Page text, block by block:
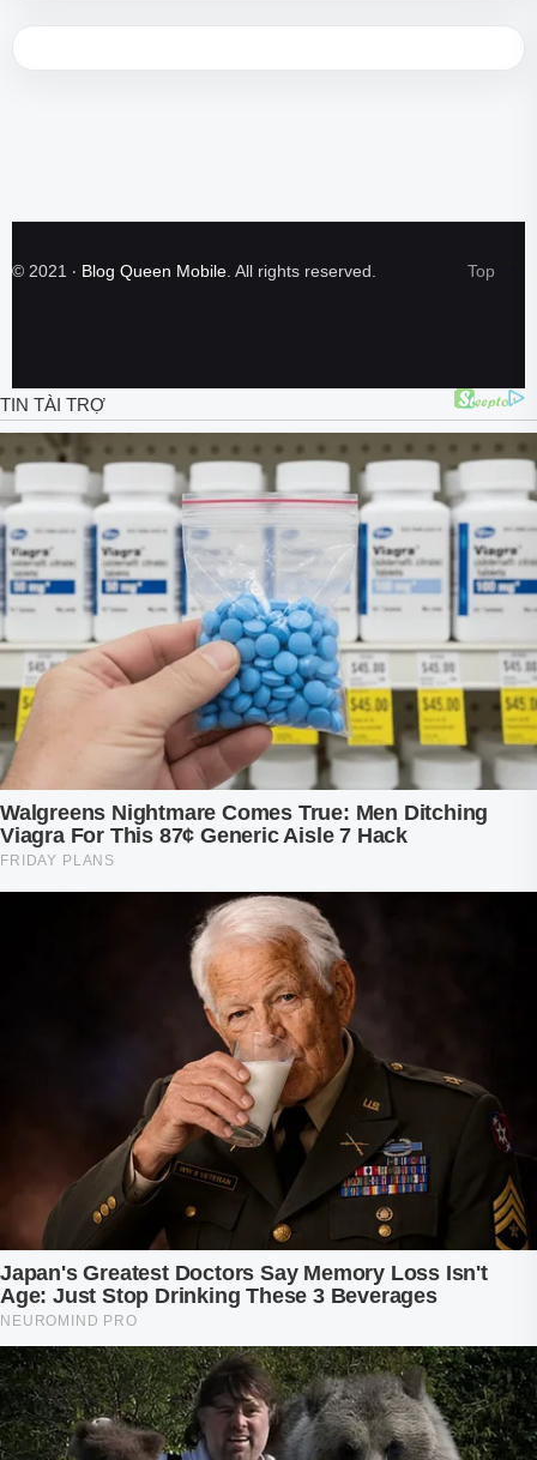
© 2021 ‧ Blog Queen Mobile . All rights reserved.